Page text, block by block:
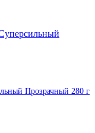
Прозрачный 280 г